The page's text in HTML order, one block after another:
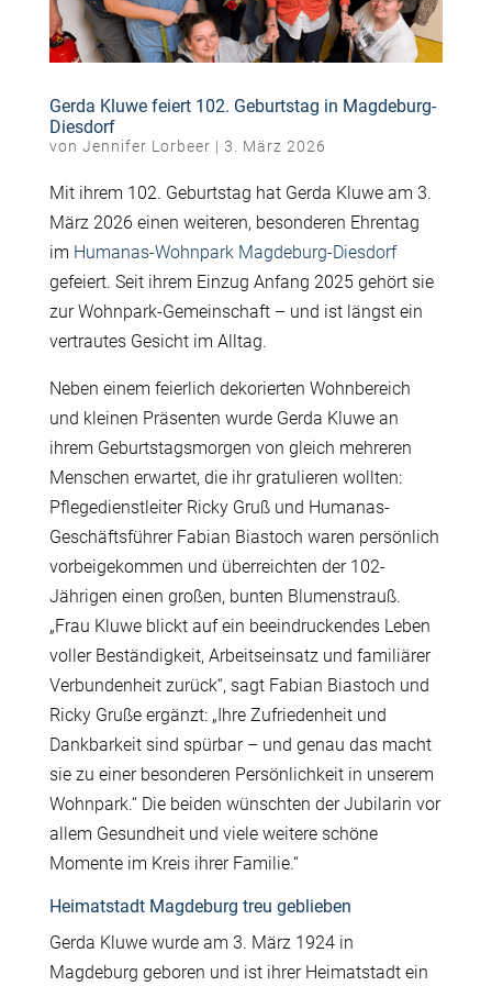
Gerda Kluwe feiert 102. Geburtstag in Magdeburg-
Diesdorf
von Jennifer Lorbeer | 3. März 2026
Mit ihrem 102. Geburtstag hat Gerda Kluwe am 3.
März 2026 einen weiteren, besonderen Ehrentag
im Humanas-Wohnpark Magdeburg-Diesdorf
gefeiert. Seit ihrem Einzug Anfang 2025 gehört sie
zur Wohnpark-Gemeinschaft – und ist längst ein
vertrautes Gesicht im Alltag.
Neben einem feierlich dekorierten Wohnbereich
und kleinen Präsenten wurde Gerda Kluwe an
ihrem Geburtstagsmorgen von gleich mehreren
Menschen erwartet, die ihr gratulieren wollten:
Pflegedienstleiter Ricky Gruß und Humanas-
Geschäftsführer Fabian Biastoch waren persönlich
vorbeigekommen und überreichten der 102-
Jährigen einen großen, bunten Blumenstrauß.
„Frau Kluwe blickt auf ein beeindruckendes Leben
voller Beständigkeit, Arbeitseinsatz und familiärer
Verbundenheit zurück“, sagt Fabian Biastoch und
Ricky Gruße ergänzt: „Ihre Zufriedenheit und
Dankbarkeit sind spürbar – und genau das macht
sie zu einer besonderen Persönlichkeit in unserem
Wohnpark.“ Die beiden wünschten der Jubilarin vor
allem Gesundheit und viele weitere schöne
Momente im Kreis ihrer Familie.“
Heimatstadt Magdeburg treu geblieben
Gerda Kluwe wurde am 3. März 1924 in
Magdeburg geboren und ist ihrer Heimatstadt ein